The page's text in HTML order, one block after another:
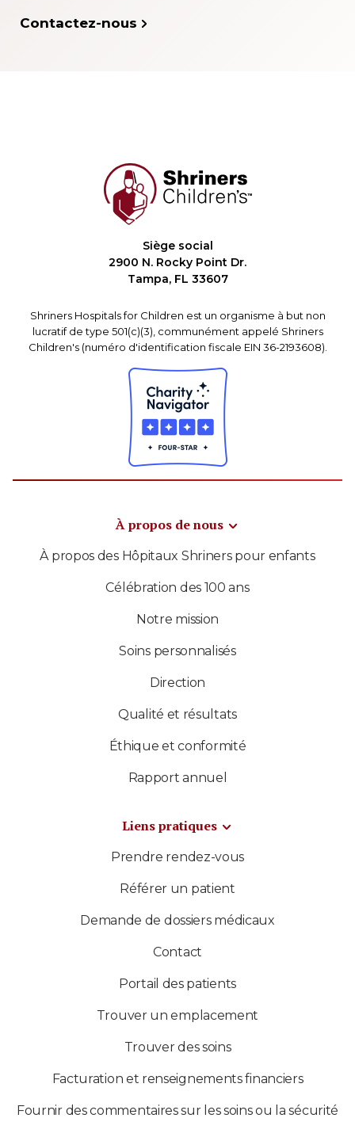
Contactez-nous
Siège social
2900 N. Rocky Point Dr.
Tampa, FL 33607
Shriners Hospitals for Children est un organisme à but non
lucratif de type 501(c)(3), communément appelé Shriners
Children's (numéro d'identification fiscale EIN 36-2193608).
À propos de nous
À propos des Hôpitaux Shriners pour enfants
Célébration des 100 ans
Notre mission
Soins personnalisés
Direction
Qualité et résultats
Éthique et conformité
Rapport annuel
Liens pratiques
Prendre rendez-vous
Référer un patient
Demande de dossiers médicaux
Contact
Portail des patients
Trouver un emplacement
Trouver des soins
Facturation et renseignements financiers
Fournir des commentaires sur les soins ou la sécurité